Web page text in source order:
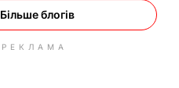
Більше блогів
РЕКЛАМА